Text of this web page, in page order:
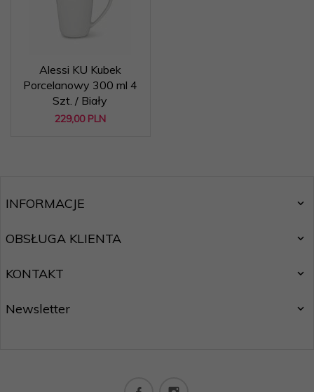
Alessi KU Kubek
Porcelanowy 300 ml 4
Szt. / Biały
229,00 PLN
INFORMACJE
OBSŁUGA KLIENTA
KONTAKT
Newsletter